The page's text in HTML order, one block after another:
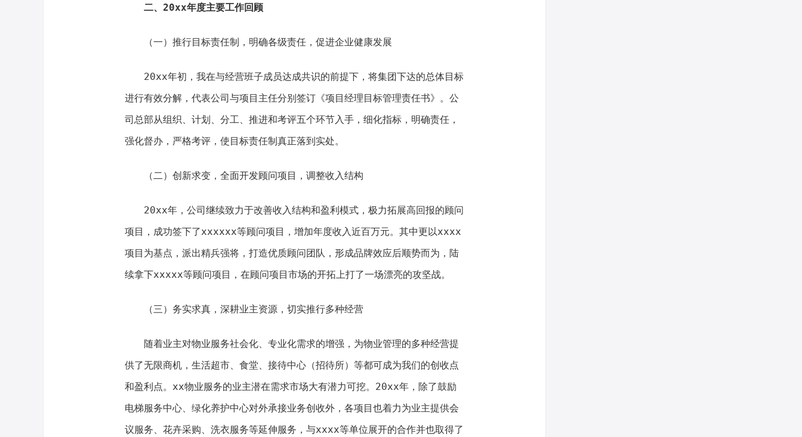
二、20xx年度主要工作回顾
（一）推行目标责任制，明确各级责任，促进企业健康发展
20xx年初，我在与经营班子成员达成共识的前提下，将集团下达的总体目标
进行有效分解，代表公司与项目主任分别签订《项目经理目标管理责任书》。公
司总部从组织、计划、分工、推进和考评五个环节入手，细化指标，明确责任，
强化督办，严格考评，使目标责任制真正落到实处。
（二）创新求变，全面开发顾问项目，调整收入结构
20xx年，公司继续致力于改善收入结构和盈利模式，极力拓展高回报的顾问
项目，成功签下了xxxxxx等顾问项目，增加年度收入近百万元。其中更以xxxx
项目为基点，派出精兵强将，打造优质顾问团队，形成品牌效应后顺势而为，陆
续拿下xxxxx等顾问项目，在顾问项目市场的开拓上打了一场漂亮的攻坚战。
（三）务实求真，深耕业主资源，切实推行多种经营
随着业主对物业服务社会化、专业化需求的增强，为物业管理的多种经营提
供了无限商机，生活超市、食堂、接待中心（招待所）等都可成为我们的创收点
和盈利点。xx物业服务的业主潜在需求市场大有潜力可挖。20xx年，除了鼓励
电梯服务中心、绿化养护中心对外承接业务创收外，各项目也着力为业主提供会
议服务、花卉采购、洗衣服务等延伸服务，与xxxx等单位展开的合作并也取得了